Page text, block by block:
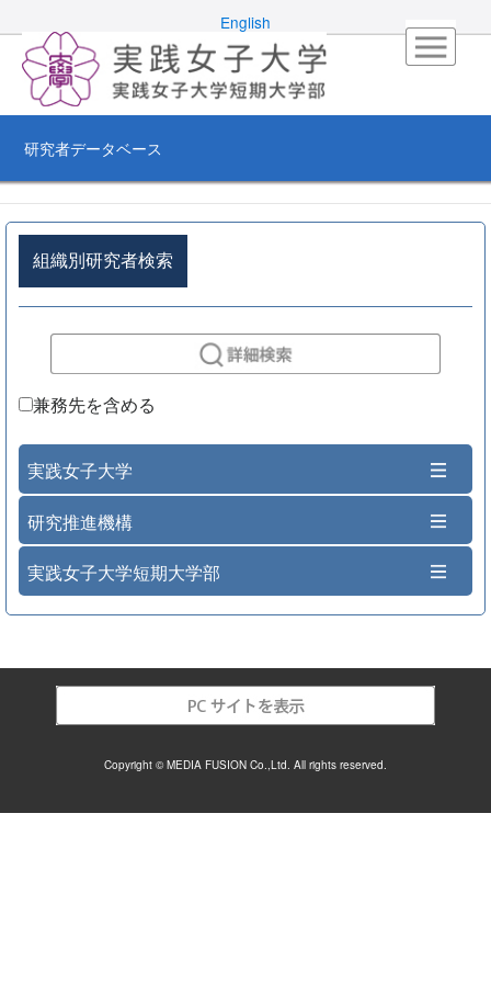
English
研究者データベース
組織別研究者検索
兼務先を含める
実践女子大学
研究推進機構
実践女子大学短期大学部
Copyright © MEDIA FUSION Co.,Ltd. All rights reserved.